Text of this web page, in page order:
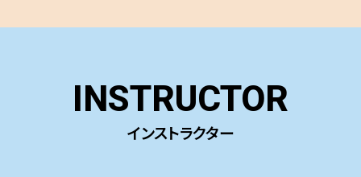
INSTRUCTOR
インストラクター